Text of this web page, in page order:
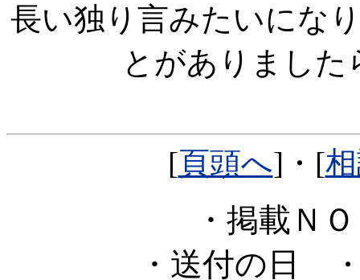
長い独り言みたいにな
とがありまし
[頁頭へ]・[
・掲載Ｎ
・送付の日